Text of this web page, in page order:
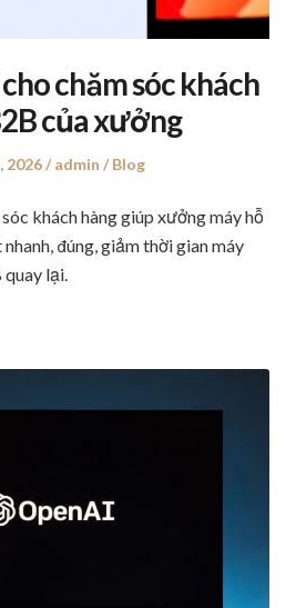
chăm sóc khách
của xưởng
2026 Author
admin
Posted
Blog
khách hàng giúp xưởng máy hỗ
đúng, giảm thời gian máy
lại.